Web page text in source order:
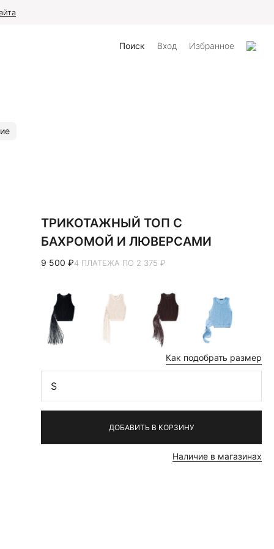
Поиск Вход Избранное
ТРИКОТАЖНЫЙ ТОП С
БАХРОМОЙ И ЛЮВЕРСАМИ
9 500 ₽4 ПЛАТЕЖА ПО 2 375 ₽
Как подобрать размер
S
ДОБАВИТЬ В КОРЗИНУ
Наличие в магазинах